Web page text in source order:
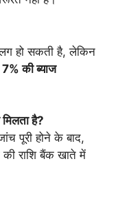
हो सकती है, लेकिन
7% की ब्याज
है?
पूरी होने के बाद,
राशि बैंक खाते में